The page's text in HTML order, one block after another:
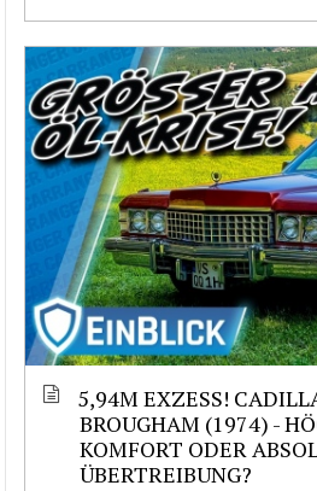
5,94M EXZESS!
BROUGHAM (1974) -
KOMFORT ODER
ÜBERTREIBUNG?